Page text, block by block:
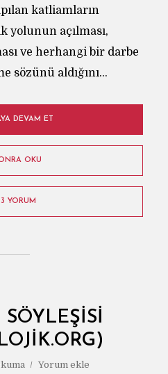
katliamların
yolunun açılması,
ve herhangi bir darbe
sözünü aldığını...
DEVAM ET
OKU
3 YORUM
Yorum ekle